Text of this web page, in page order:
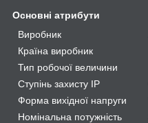
Основні атрибути
Виробник
Країна виробник
Тип робочої величини
Ступінь захисту IP
Форма вихідної напруги
Номінальна потужність